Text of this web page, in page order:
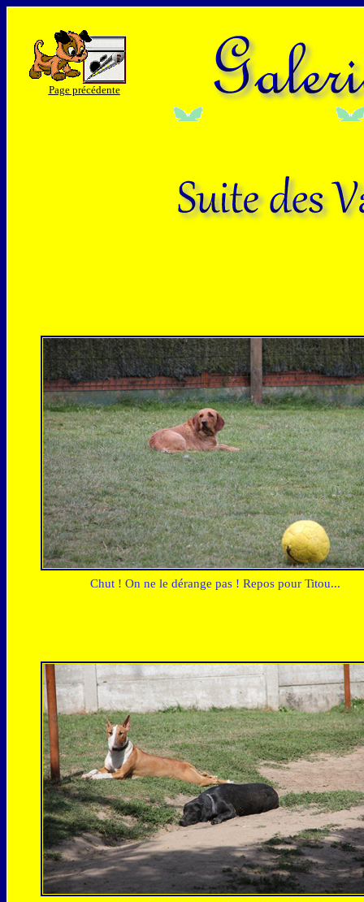
Page précédente
Chut ! On ne le dérange pas ! Repos pour Titou...